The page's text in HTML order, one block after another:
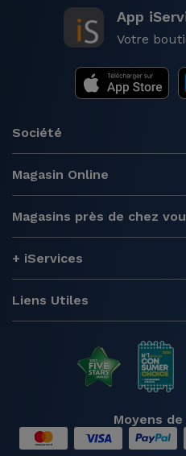
App
Votre
Société
Magasin Online
Magasins près de chez
+ iServices
Liens Utiles
Moyens